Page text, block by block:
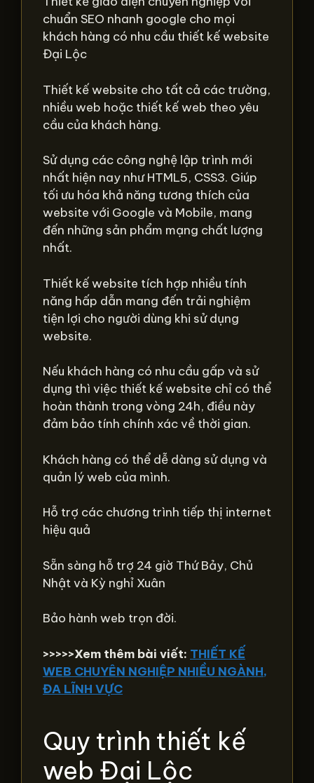
chuẩn SEO nhanh google cho mọi
khách hàng có nhu cầu thiết kế website
Đại Lộc
Thiết kế website cho tất cả các trường,
nhiều web hoặc thiết kế web theo yêu
cầu của khách hàng.
Sử dụng các công nghệ lập trình mới
nhất hiện nay như HTML5, CSS3. Giúp
tối ưu hóa khả năng tương thích của
website với Google và Mobile, mang
đến những sản phẩm mạng chất lượng
nhất.
Thiết kế website tích hợp nhiều tính
năng hấp dẫn mang đến trải nghiệm
tiện lợi cho người dùng khi sử dụng
website.
Nếu khách hàng có nhu cầu gấp và sử
dụng thì việc thiết kế website chỉ có thể
hoàn thành trong vòng 24h, điều này
đảm bảo tính chính xác về thời gian.
Khách hàng có thể dễ dàng sử dụng và
quản lý web của mình.
Hỗ trợ các chương trình tiếp thị internet
hiệu quả
Sẵn sàng hỗ trợ 24 giờ Thứ Bảy, Chủ
Nhật và Kỳ nghỉ Xuân
Bảo hành web trọn đời.
>>>>>Xem thêm bài viết: THIẾT KẾ
WEB CHUYÊN NGHIỆP NHIỀU NGÀNH,
ĐA LĨNH VỰC
Quy trình thiết kế
web Đại Lộc